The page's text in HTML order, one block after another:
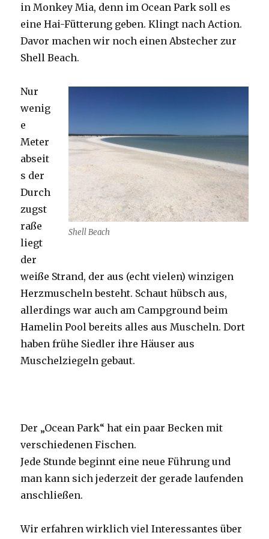
in Monkey Mia, denn im Ocean Park soll es
eine Hai-Fütterung geben. Klingt nach Action.
Davor machen wir noch einen Abstecher zur
Shell Beach.
Shell Beach
Nur
wenig
e
Meter
abseit
s der
Durch
zugst
raße
liegt
der
weiße Strand, der aus (echt vielen) winzigen
Herzmuscheln besteht. Schaut hübsch aus,
allerdings war auch am Campground beim
Hamelin Pool bereits alles aus Muscheln. Dort
haben frühe Siedler ihre Häuser aus
Muschelziegeln gebaut.
Der „Ocean Park“ hat ein paar Becken mit
verschiedenen Fischen.
Jede Stunde beginnt eine neue Führung und
man kann sich jederzeit der gerade laufenden
anschließen.
Wir erfahren wirklich viel Interessantes über